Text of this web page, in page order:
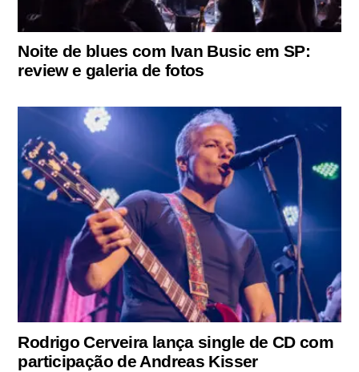
Noite de blues com Ivan Busic em SP:
review e galeria de fotos
Rodrigo Cerveira lança single de CD com
participação de Andreas Kisser